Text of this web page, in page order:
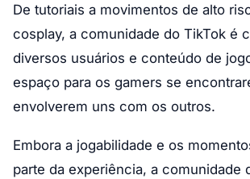
De tutoriais a movimentos de alto
cosplay, a comunidade do TikTok é
diversos usuários e conteúdo de
espaço para os gamers se
envolverem uns com os outros.
Embora a jogabilidade e os
parte da experiência, a comunidade